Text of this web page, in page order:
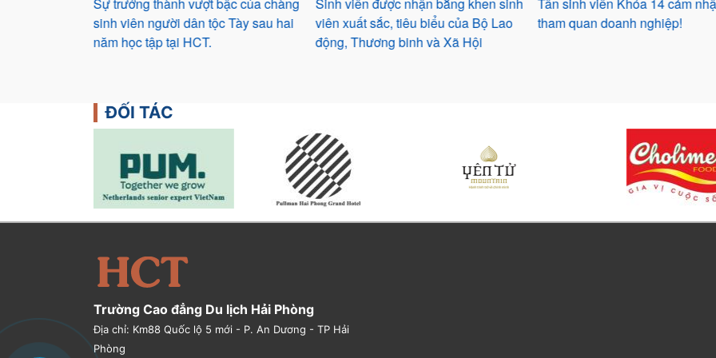
sinh viên người dân tộc Tày sau hai
năm học tập tại HCT.
viên xuất sắc, tiêu biểu của Bộ Lao
động, Thương binh và Xã Hội
tham quan doanh nghiệp!
ĐỐI TÁC
Trường Cao đẳng Du lịch Hải Phòng
Địa chỉ: Km88 Quốc lộ 5 mới - P. An Dương - TP Hải
Phòng